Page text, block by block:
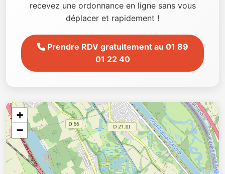
recevez une ordonnance en ligne sans vous
déplacer et rapidement !
Prendre RDV gratuitement au 01 89
01 22 40
+
−